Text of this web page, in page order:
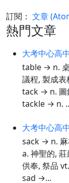
訂閱： 文章
熱門文章
大考中心高
table → n.
議程, 製成
tack → n. 圖
tackle → n.
大考中心高
sack → n.
a. 神聖的,
供奉, 祭品
sad →...